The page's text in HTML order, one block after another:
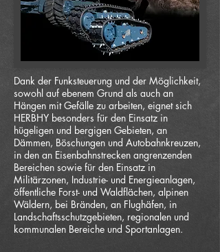
Dank der Funksteuerung und der Möglichkeit,
sowohl auf ebenem Grund als auch an
Hängen mit Gefälle zu arbeiten, eignet sich
HERBHY besonders für den Einsatz in
hügeligen und bergigen Gebieten, an
Dämmen, Böschungen und Autobahnkreuzen,
in den an Eisenbahnstrecken angrenzenden
Bereichen sowie für den Einsatz in
Militärzonen, Industrie- und Energieanlagen,
öffentliche Forst- und Waldflächen, alpinen
Wäldern, bei Bränden, an Flughäfen, in
Landschaftsschutzgebieten, regionalen und
kommunalen Bereiche und Sportanlagen.